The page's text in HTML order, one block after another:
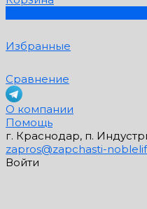
Избранные
Сравнение
О компании
Помощь
г. Краснодар, п.
zapros@zapchasti-
Войти